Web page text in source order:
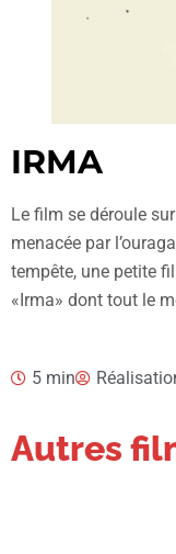
IRMA
Le film se déroule
menacée par
tempête, une petite
«Irma» dont tout le
5 min
Autres